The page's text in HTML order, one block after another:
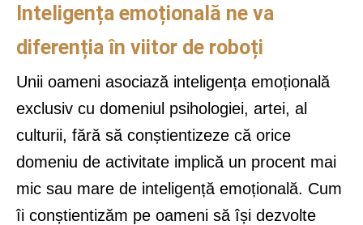
Inteligența emoțională ne va
diferenția în viitor de roboți
Unii oameni asociază inteligența emoțională
exclusiv cu domeniul psihologiei, artei, al
culturii, fără să conștientizeze că orice
domeniu de activitate implică un procent mai
mic sau mare de inteligență emoțională. Cum
îi conștientizăm pe oameni să își dezvolte